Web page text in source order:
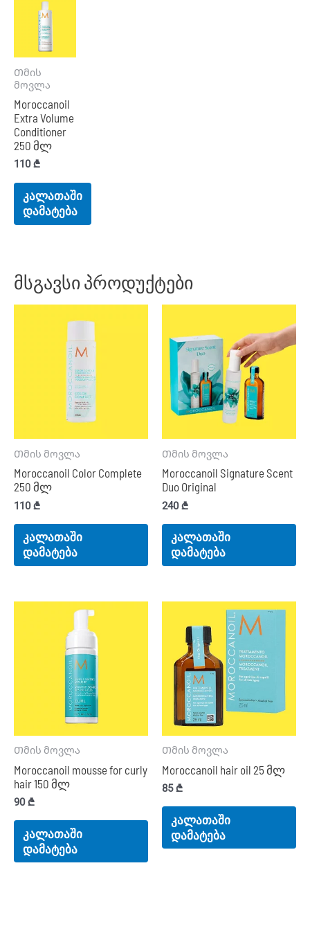
Თმის
მოვლა
Moroccanoil
Extra Volume
Conditioner
250 მლ
110₾
კალათაში
დამატება
მსგავსი პროდუქტები
Თმის მოვლა
Moroccanoil Color Complete
250 მლ
110₾
კალათაში
დამატება
Თმის მოვლა
Moroccanoil Signature Scent
Duo Original
240₾
კალათაში
დამატება
Თმის მოვლა
Moroccanoil mousse for curly
hair 150 მლ
90₾
კალათაში
დამატება
Თმის მოვლა
Moroccanoil hair oil 25 მლ
85₾
კალათაში
დამატება